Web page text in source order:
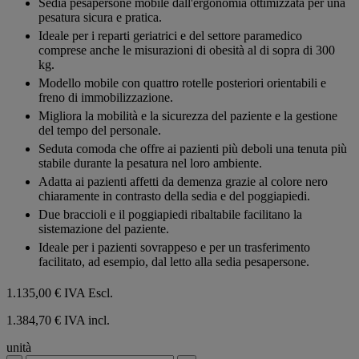
pesatura sicura e pratica.
Ideale per i reparti geriatrici e del settore paramedico
comprese anche le misurazioni di obesità al di sopra di 300
kg.
Modello mobile con quattro rotelle posteriori orientabili e
freno di immobilizzazione.
Migliora la mobilità e la sicurezza del paziente e la gestione
del tempo del personale.
Seduta comoda che offre ai pazienti più deboli una tenuta più
stabile durante la pesatura nel loro ambiente.
Adatta ai pazienti affetti da demenza grazie al colore nero
chiaramente in contrasto della sedia e del poggiapiedi.
Due braccioli e il poggiapiedi ribaltabile facilitano la
sistemazione del paziente.
Ideale per i pazienti sovrappeso e per un trasferimento
facilitato, ad esempio, dal letto alla sedia pesapersone.
1.135,00 € IVA Escl.
1.384,70 € IVA incl.
unità